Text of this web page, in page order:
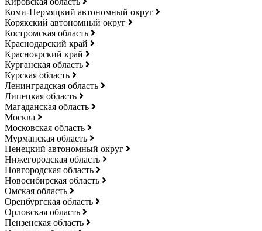
Коми-Пермяцкий автономный округ
Корякский автономный округ
Костромская область
Краснодарский край
Красноярский край
Курганская область
Курская область
Ленинградская область
Липецкая область
Магаданская область
Москва
Московская область
Мурманская область
Ненецкий автономный округ
Нижегородская область
Новгородская область
Новосибирская область
Омская область
Оренбургская область
Орловская область
Пензенская область